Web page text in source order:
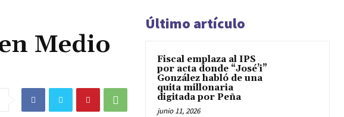
Medio
Último artículo
Fiscal emplaza al IPS
por acta donde “José’i”
González habló de una
quita millonaria
digitada por Peña
junio 11, 2026